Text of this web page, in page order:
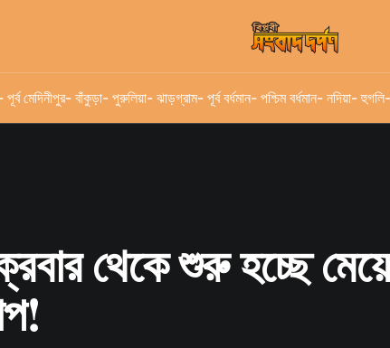
পূর্ব মেদিনীপুর- বাঁকুড়া- পুরুলিয়া- ঝাড়গ্রাম- পূর্ব বর্ধমান- পশ্চিম বর্ধমান- নদিয়া- হুগলি
থেকে শুরু হচ্ছে